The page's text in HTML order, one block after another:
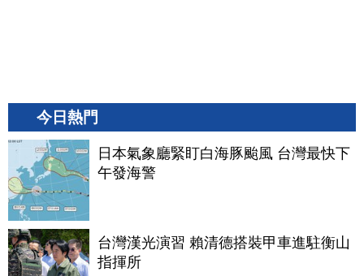
今日熱門
日本氣象廳緊盯白海豚颱風 台灣最快下
午發海警
台灣漢光演習 賴清德搭裝甲車進駐衡山
指揮所